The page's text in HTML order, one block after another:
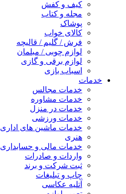
کیف و کفش
مجله و کتاب
پوشاک
کالای خواب
فرش / گلیم / قالیچه
لوازم چوبی / مبلمان
لوازم برقی و گازی
اسباب بازی
خدمات
خدمات مجالس
خدمات مشاوره
خدمات در منزل
خدمات ورزشی
خدمات ماشین های اداری
هنری
خدمات مالی و حسابداری
واردات و صادرات
ثبت شرکت و برند
چاپ و تبلیغات
آتلیه عکاسی